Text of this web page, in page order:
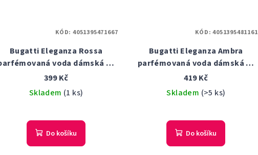
Bugatti Eleganza Rossa
voda dámská 60
ml tester
399 Kč
Skladem (1 ks)
hodnocení
produktu
je
Do košíku
KÓD: 4051395471667
Bugatti Eleganza Ambra
parfémovaná voda dámská 60
ml
419 Kč
Skladem (>5 ks)
Do košíku
KÓD:4051395481161